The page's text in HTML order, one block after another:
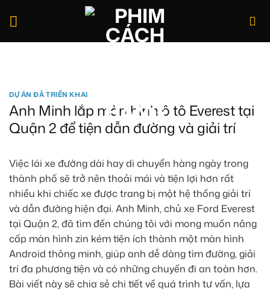
qua
DỰ ÁN ĐÃ TRIỂN KHAI
Anh Minh lắp màn hình ô tô Everest tại
Quận 2 để tiện dẫn đường và giải trí
Việc lái xe đường dài hay di chuyển hàng ngày trong
thành phố sẽ trở nên thoải mái và tiện lợi hơn rất
nhiều khi chiếc xe được trang bị một hệ thống giải trí
và dẫn đường hiện đại. Anh Minh, chủ xe Ford Everest
tại Quận 2, đã tìm đến chúng tôi với mong muốn nâng
cấp màn hình zin kém tiện ích thành một màn hình
Android thông minh, giúp anh dễ dàng tìm đường, giải
trí đa phương tiện và có những chuyến đi an toàn hơn.
Bài viết này sẽ chia sẻ chi tiết về quá trình tư vấn, lựa